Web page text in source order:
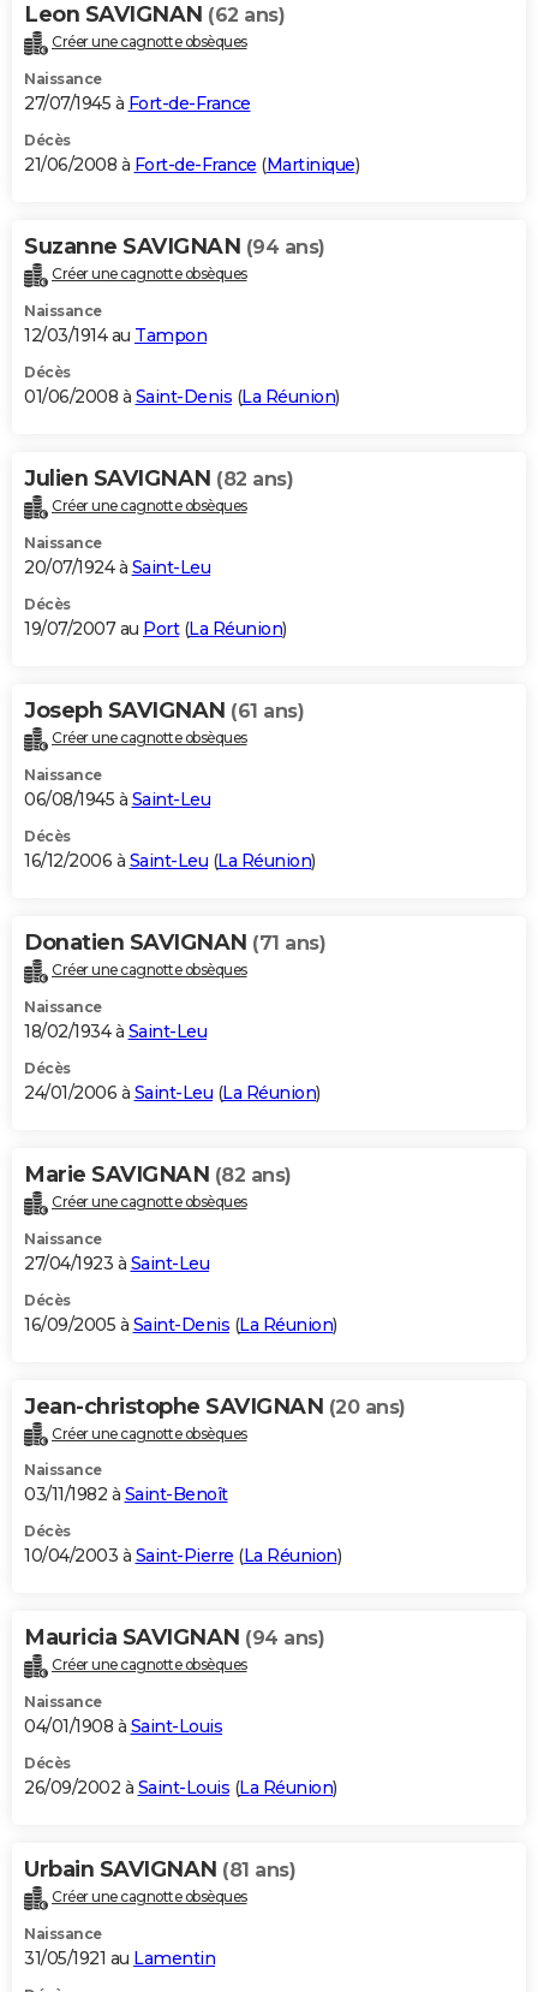
Leon SAVIGNAN (62 ans)
Créer une cagnotte obsèques
Naissance
27/07/1945 à Fort-de-France
Décès
21/06/2008 à Fort-de-France (Martinique)
Suzanne SAVIGNAN (94 ans)
Créer une cagnotte obsèques
Naissance
12/03/1914 au Tampon
Décès
01/06/2008 à Saint-Denis (La Réunion)
Julien SAVIGNAN (82 ans)
Créer une cagnotte obsèques
Naissance
20/07/1924 à Saint-Leu
Décès
19/07/2007 au Port(La Réunion)
Joseph SAVIGNAN (61 ans)
Créer une cagnotte obsèques
Naissance
06/08/1945 à Saint-Leu
Décès
16/12/2006 à Saint-Leu (La Réunion)
Donatien SAVIGNAN (71 ans)
Créer une cagnotte obsèques
Naissance
18/02/1934 à Saint-Leu
Décès
24/01/2006 à Saint-Leu (La Réunion)
Marie SAVIGNAN (82 ans)
Créer une cagnotte obsèques
Naissance
27/04/1923 à Saint-Leu
Décès
16/09/2005 à Saint-Denis (La Réunion)
Jean-christophe SAVIGNAN (20 ans)
Créer une cagnotte obsèques
Naissance
03/11/1982 à Saint-Benoît
Décès
10/04/2003 à Saint-Pierre (La Réunion)
Mauricia SAVIGNAN (94 ans)
Créer une cagnotte obsèques
Naissance
04/01/1908 à Saint-Louis
Décès
26/09/2002 à Saint-Louis (La Réunion)
Urbain SAVIGNAN (81 ans)
Créer une cagnotte obsèques
Naissance
31/05/1921 au Lamentin